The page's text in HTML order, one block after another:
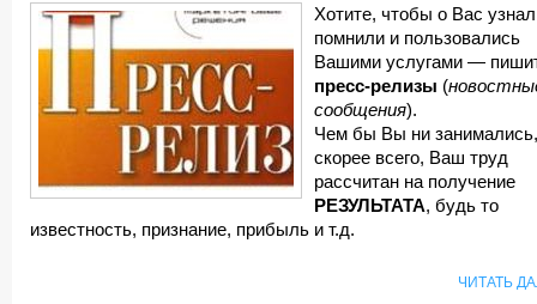
Хотите, чтобы о Вас
помнили и пользовались
Вашими услугами —
пресс-релизы (
сообщения).
Чем бы Вы ни занимались,
скорее всего, Ваш труд
рассчитан на получение
РЕЗУЛЬТАТА, будь то
известность, признание, прибыль и т.д.
ЧИТАТЬ